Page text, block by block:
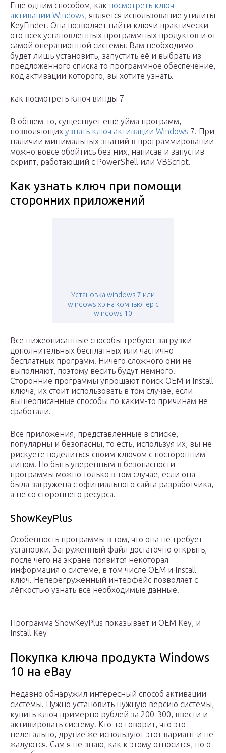
Ещё одним способом, как посмотреть ключ
активации Windows, является использование утилиты
KeyFinder. Она позволяет найти ключи практически
ото всех установленных программных продуктов и от
самой операционной системы. Вам необходимо
будет лишь установить, запустить её и выбрать из
предложенного списка то программное обеспечение,
код активации которого, вы хотите узнать.
как посмотреть ключ винды 7
В общем-то, существует ещё уйма программ,
позволяющих узнать ключ активации Windows 7. При
наличии минимальных знаний в программировании
можно вовсе обойтись без них, написав и запустив
скрипт, работающий с PowerShell или VBScript.
Как узнать ключ при помощи
сторонних приложений
Установка windows 7 или
windows xp на компьютер с
windows 10
Все нижеописанные способы требуют загрузки
дополнительных бесплатных или частично
бесплатных программ. Ничего сложного они не
выполняют, поэтому весить будут немного.
Сторонние программы упрощают поиск OEM и Install
ключа, их стоит использовать в том случае, если
вышеописанные способы по каким-то причинам не
сработали.
Все приложения, представленные в списке,
популярны и безопасны, то есть, используя их, вы не
рискуете поделиться своим ключом с посторонним
лицом. Но быть уверенным в безопасности
программы можно только в том случае, если она
была загружена с официального сайта разработчика,
а не со стороннего ресурса.
ShowKeyPlus
Особенность программы в том, что она не требует
установки. Загруженный файл достаточно открыть,
после чего на экране появится некоторая
информация о системе, в том числе OEM и Install
ключ. Неперегруженный интерфейс позволяет с
лёгкостью узнать все необходимые данные.
Программа ShowKeyPlus показывает и OEM Key, и
Install Key
Покупка ключа продукта Windows
10 на eBay
Недавно обнаружил интересный способ активации
системы. Нужно установить нужную версию системы,
купить ключ примерно рублей за 200-300, ввести и
активировать систему. Кто-то говорит, что это
нелегально, другие же используют этот вариант и не
жалуются. Сам я не знаю, как к этому относится, но о